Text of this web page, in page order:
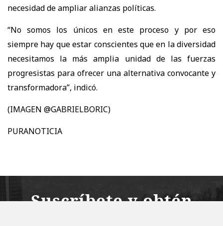
necesidad de ampliar alianzas políticas.
“No somos los únicos en este proceso y por eso
siempre hay que estar conscientes que en la diversidad
necesitamos la más amplia unidad de las fuerzas
progresistas para ofrecer una alternativa convocante y
transformadora”, indicó.
(IMAGEN @GABRIELBORIC)
PURANOTICIA